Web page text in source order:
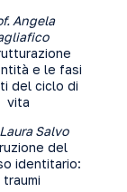
Angela
e le fasi
del ciclo di
vita
Salvo
del
identitario:
traumi